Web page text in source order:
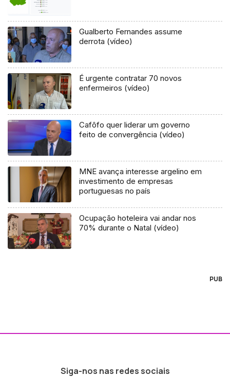
Gualberto Fernandes assume
derrota (vídeo)
É urgente contratar 70 novos
enfermeiros (vídeo)
Cafôfo quer liderar um governo
feito de convergência (vídeo)
MNE avança interesse argelino em
investimento de empresas
portuguesas no país
Ocupação hoteleira vai andar nos
70% durante o Natal (vídeo)
PUB
Siga-nos nas redes sociais